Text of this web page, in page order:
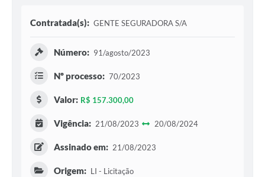
Contratada(s): GENTE SEGURADORA S/A
Número: 91/agosto/2023
Nº processo: 70/2023
Valor: R$ 157.300,00
Vigência: 21/08/2023 20/08/2024
Assinado em: 21/08/2023
Origem: LI - Licitação